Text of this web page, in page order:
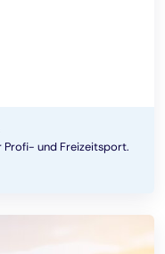
Profi- und Freizeitsport.